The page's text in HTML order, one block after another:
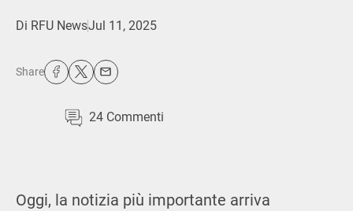
Di RFU NewsJul 11, 2025
Share
24 Commenti
Oggi, la notizia più importante arriva